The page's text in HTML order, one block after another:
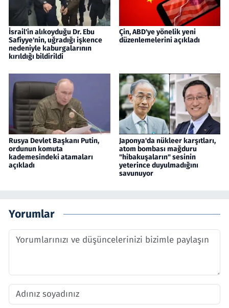
İsrail'in alıkoyduğu Dr. Ebu
Safiyye'nin, uğradığı işkence
nedeniyle kaburgalarının
kırıldığı bildirildi
Çin, ABD'ye yönelik yeni
düzenlemelerini açıkladı
Rusya Devlet Başkanı Putin,
ordunun komuta
kademesindeki atamaları
açıkladı
Japonya'da nükleer karşıtları,
atom bombası mağduru
"hibakuşaların" sesinin
yeterince duyulmadığını
savunuyor
Yorumlar